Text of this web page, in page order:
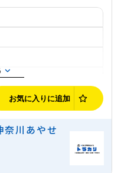
お気に入りに追加
プラン
東3-1-27
川あやせ